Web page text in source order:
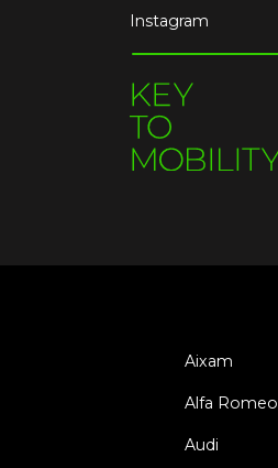
Instagram
Aixam
Alfa Romeo
Audi